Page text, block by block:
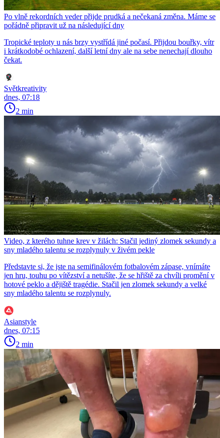
Po vlně rekordních veder přijde prudká a nečekaná změna. Máme se
pořádně připravit už na následující dny
Tropické teploty u nás brzy vystřídá jiné počasí. Přijdou bouřky, vítr
i krátkodobé ochlazení, další letní dny ale na sebe nenechají dlouho
čekat.
Světkreativity
dnes, 07:18
2 min
Video, z kterého tuhne krev v žilách: Stačil jediný zlomek sekundy a
sny mladého talentu se rozplynuly v živém pekle
Představte si, že jste na semifinálovém fotbalovém zápase, vnímáte
jen hru, touhu po vítězství a netušíte, že se hřiště za chvíli promění v
hotové peklo a dějiště tragédie. Stačil jen zlomek sekundy a velké
sny mladého talentu se rozplynuly.
Asianstyle
dnes, 07:15
2 min